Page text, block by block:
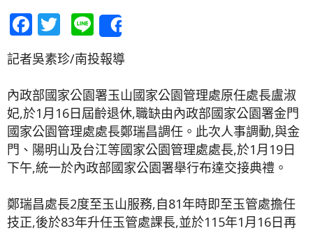
Facebook
Twitter
Line
記者吳素珍/南投報導
內政部國家公園署玉山國家公園管理處原任處長盧淑
妃,於1月16日屆齡退休,職缺由內政部國家公園署金門
國家公園管理處處長鄭瑞昌調任。此次人事調動,與金
門、陽明山及台江等國家公園管理處處長,於1月19日
下午,統一於內政部國家公園署舉行布達交接典禮。
鄭瑞昌處長2度至玉山服務,自81年時即至玉管處擔任
技正,後於83年升任玉管處課長,並於115年1月16日再